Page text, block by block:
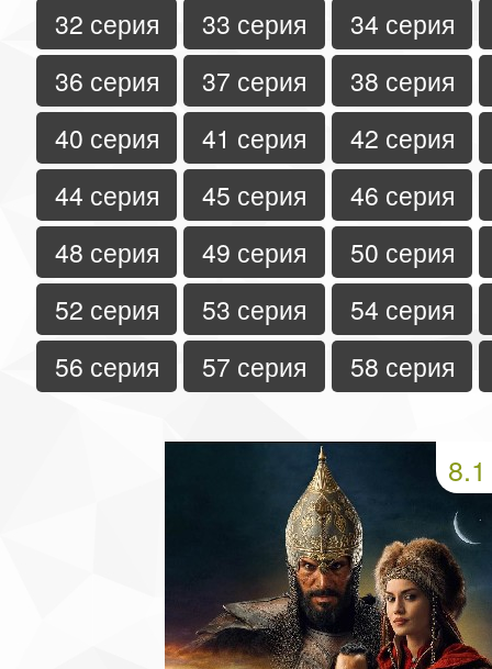
32 серия
33 серия
34 серия
36 серия
37 серия
38 серия
40 серия
41 серия
42 серия
44 серия
45 серия
46 серия
48 серия
49 серия
50 серия
52 серия
53 серия
54 серия
56 серия
57 серия 58 серия
8.1